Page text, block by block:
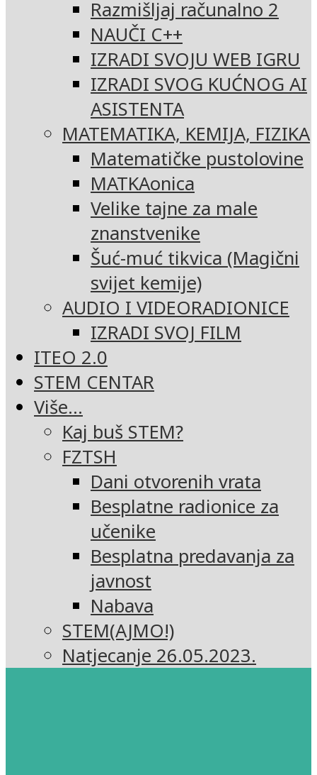
Razmišljaj računalno 2
NAUČI C++
IZRADI SVOJU WEB IGRU
IZRADI SVOG KUĆNOG AI
ASISTENTA
MATEMATIKA, KEMIJA, FIZIKA
Matematičke pustolovine
MATKAonica
Velike tajne za male
znanstvenike
Šuć-muć tikvica (Magični
svijet kemije)
AUDIO I VIDEORADIONICE
IZRADI SVOJ FILM
ITEO 2.0
STEM CENTAR
Više…
Kaj buš STEM?
FZTSH
Dani otvorenih vrata
Besplatne radionice za
učenike
Besplatna predavanja za
javnost
Nabava
STEM(AJMO!)
Natjecanje 26.05.2023.